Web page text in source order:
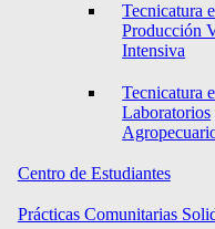
Tecnicatura
Producción
Intensiva
Tecnicatura
Laboratorios
Centro de Estudiantes
Prácticas Comunitarias